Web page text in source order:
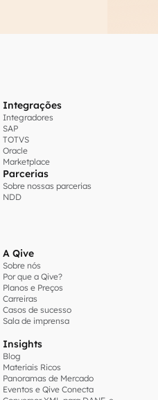
Integrações
Integradores
SAP
TOTVS
Oracle
Marketplace
Parcerias
Sobre nossas parcerias
NDD
A Qive
Sobre nós
Por que a Qive?
Planos e Preços
Carreiras
Casos de sucesso
Sala de imprensa
Insights
Blog
Materiais Ricos
Panoramas de Mercado
Eventos e Qive Conecta